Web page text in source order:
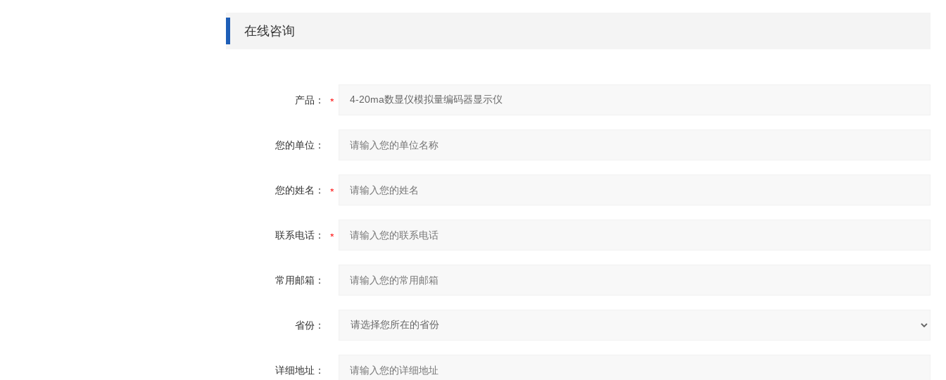
在线咨询
产品：
您的单位：
您的姓名：
联系电话：
常用邮箱：
省份：
详细地址：